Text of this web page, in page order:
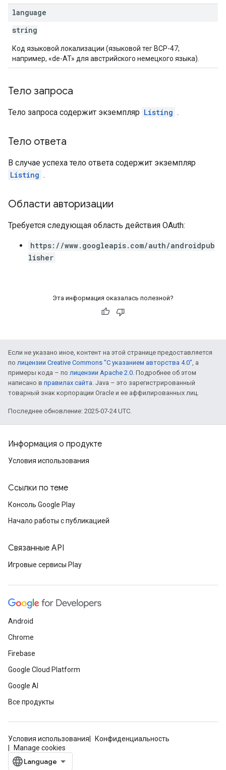
language
string
Код языковой локализации (языковой тег BCP-47;
например, «de-AT» для австрийского немецкого языка).
Тело запроса
Тело запроса содержит экземпляр Listing .
Тело ответа
В случае успеха тело ответа содержит экземпляр
Listing .
Области авторизации
Требуется следующая область действия OAuth:
https://www.googleapis.com/auth/androidpub
lisher
Эта информация оказалась полезной?
Если не указано иное, контент на этой странице предоставляется
по лицензии Creative Commons "С указанием авторства 4.0", а
примеры кода – по лицензии Apache 2.0. Подробнее об этом
написано в правилах сайта. Java – это зарегистрированный
товарный знак корпорации Oracle и ее аффилированных лиц.
Последнее обновление: 2025-07-24 UTC.
Информация о продукте
Условия использования
Ссылки по теме
Консоль Google Play
Начало работы с публикацией
Связанные API
Игровые сервисы Play
Android
Chrome
Firebase
Google Cloud Platform
Google AI
Все продукты
Условия использования
Конфиденциальность
Manage cookies